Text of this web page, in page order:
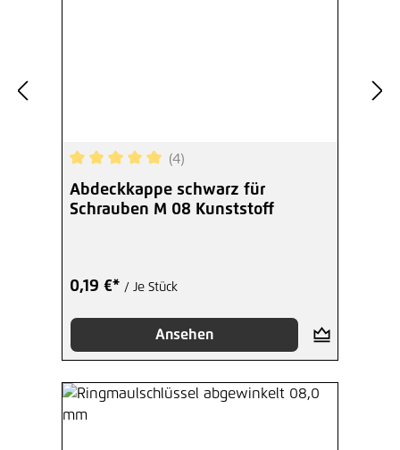
Durchschnittliche Bewertung von 5 von 5
(4)
Abdeckkappe schwarz für
Schrauben M 08 Kunststoff
0,19 €* / Je Stück
Ansehen